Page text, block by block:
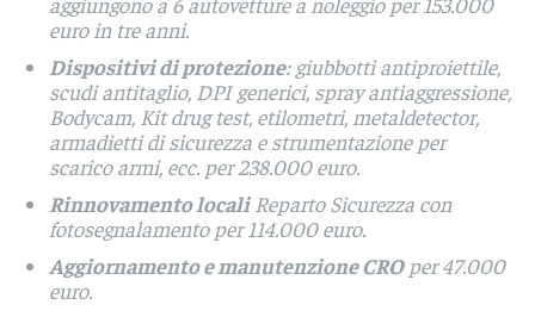
euro in tre anni.
Dispositivi di protezione: giubbotti antiproiettile,
scudi antitaglio, DPI generici, spray antiaggressione,
Bodycam, Kit drug test, etilometri, metaldetector,
armadietti di sicurezza e strumentazione per
scarico armi, ecc. per 238.000 euro.
Rinnovamento localiReparto Sicurezza con
fotosegnalamento per 114.000 euro.
Aggiornamento e manutenzione CROper 47.000
euro.